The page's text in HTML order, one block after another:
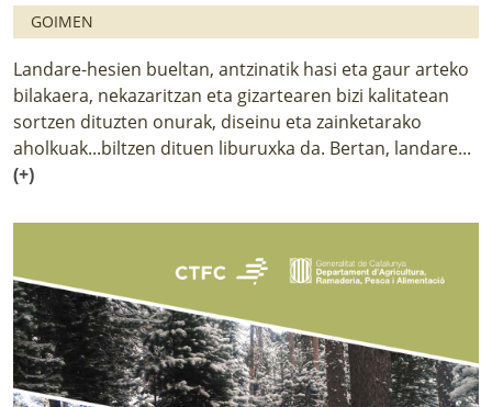
GOIMEN
Landare-hesien bueltan, antzinatik hasi eta gaur arteko
bilakaera, nekazaritzan eta gizartearen bizi kalitatean
sortzen dituzten onurak, diseinu eta zainketarako
aholkuak...biltzen dituen liburuxka da. Bertan, landare...
(+)